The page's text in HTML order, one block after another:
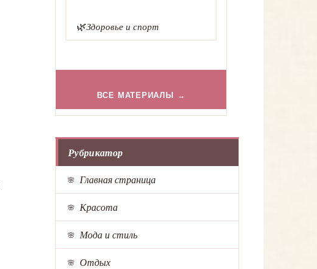
🌿Здоровье и спорт
ВСЕ МАТЕРИАЛЫ →
Рубрикатор
Главная страница
Красота
Мода и стиль
Отдых